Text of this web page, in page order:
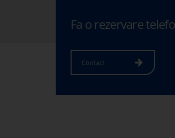
Fa o rezervare
Contact